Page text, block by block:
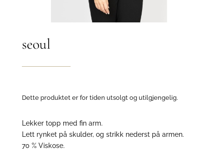
seoul
Dette produktet er for tiden utsolgt og utilgjengelig.
Lekker topp med fin arm.
Lett rynket på skulder, og strikk nederst på armen.
70 % Viskose.